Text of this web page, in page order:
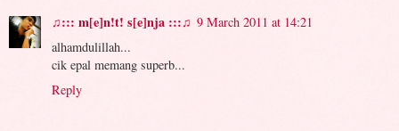
♫::: m[e]n!t! s[e]nja :::♫ 9 March 2011 at 14:21
alhamdulillah...
cik epal memang superb...
Reply